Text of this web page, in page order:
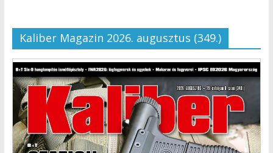
Kaliber Magazin 2026. augusztus (349.)